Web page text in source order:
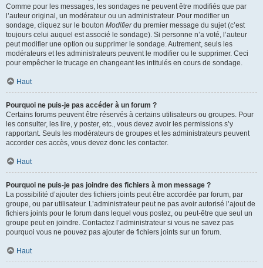
Comme pour les messages, les sondages ne peuvent être modifiés que par
l’auteur original, un modérateur ou un administrateur. Pour modifier un
sondage, cliquez sur le bouton Modifierdu premier message du sujet (c’est
toujours celui auquel est associé le sondage). Si personne n’a voté, l’auteur
peut modifier une option ou supprimer le sondage. Autrement, seuls les
modérateurs et les administrateurs peuvent le modifier ou le supprimer. Ceci
pour empêcher le trucage en changeant les intitulés en cours de sondage.
Haut
Pourquoi ne puis-je pas accéder à un forum ?
Certains forums peuvent être réservés à certains utilisateurs ou groupes. Pour
les consulter, les lire, y poster, etc., vous devez avoir les permissions s’y
rapportant. Seuls les modérateurs de groupes et les administrateurs peuvent
accorder ces accès, vous devez donc les contacter.
Haut
Pourquoi ne puis-je pas joindre des fichiers à mon message ?
La possibilité d’ajouter des fichiers joints peut être accordée par forum, par
groupe, ou par utilisateur. L’administrateur peut ne pas avoir autorisé l’ajout de
fichiers joints pour le forum dans lequel vous postez, ou peut-être que seul un
groupe peut en joindre. Contactez l’administrateur si vous ne savez pas
pourquoi vous ne pouvez pas ajouter de fichiers joints sur un forum.
Haut